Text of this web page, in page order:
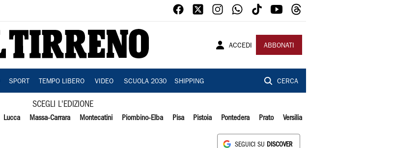
ACCEDI ABBONATI
SPORT TEMPO LIBERO VIDEO SCUOLA 2030 SHIPPING CERCA
SCEGLI L'EDIZIONE
Lucca Massa-Carrara Montecatini Piombino-Elba Pisa Pistoia Pontedera Prato Versilia
SEGUICI SU DISCOVER